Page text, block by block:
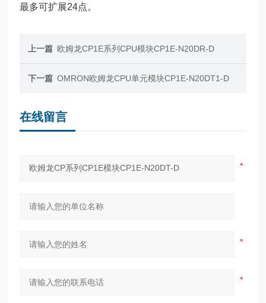
最多可扩展24点。
上一篇 欧姆龙CP1E系列CPU模块CP1E-N20DR-D
下一篇 OMRON欧姆龙CPU单元模块CP1E-N20DT1-D
在线留言